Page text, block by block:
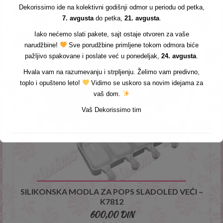
Povezani proizvodi
SILIKONSKA MODLA ZA POPS SLADOLED VEĆI –
K7812
600,00DIN
Dekorissimo ide na kolektivni godišnji odmor u periodu od petka,
7. avgustado petka, 21. avgusta.
Iako nećemo slati pakete, sajt ostaje otvoren za vaše
narudžbine!
Sve porudžbine primljene tokom odmora biće
pažljivo spakovane i poslate već u ponedeljak, 24. avgusta
Hvala vam na razumevanju i strpljenju. Želimo vam predivno,
toplo i opušteno leto!
Vidimo se uskoro sa novim idejama za
vaš dom.
Vaš Dekorissimo tim